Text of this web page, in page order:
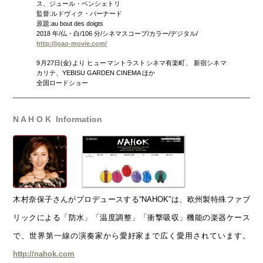
ス、ジュール・ベンシェトリ
監督:ルドヴィク・バーナード
原題:au bout des doigts
2018 年/仏・白/106 分/シネマスコープ/カラー/デジタル/
http://joao-movie.com/
9月27日(金)より ヒューマントラストシネマ有楽町、 新宿シネマ
カリテ、YEBISU GARDEN CINEMA ほか
全国ロードショー
N A H O K Information
木村奈保子さんがプロデュースする“NAHOK”は、欧州製特殊ファブ
リックによる「防水」「温度調整」「衝撃吸収」機能の楽器ケース
で、世界第一線の演奏家から愛好家まで広く愛用されています。
http://nahok.com